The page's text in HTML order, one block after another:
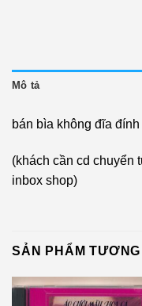
Mô tả
bán bìa không đĩa đính
(khách cần cd chuyển
inbox shop)
SẢN PHẨM